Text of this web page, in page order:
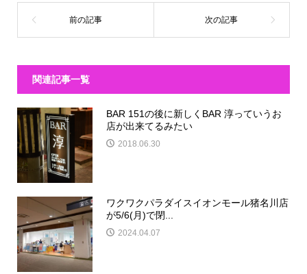
関連記事一覧
BAR 151の後に新しくBAR 淳っていうお
店が出来てるみたい
2018.06.30
ワクワクパラダイスイオンモール猪名川店
が5/6(月)で閉...
2024.04.07